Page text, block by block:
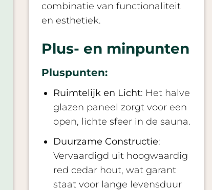
combinatie van functionaliteit
en esthetiek.
Plus- en minpunten
Pluspunten:
Ruimtelijk en Licht: Het halve
glazen paneel zorgt voor een
open, lichte sfeer in de sauna.
Duurzame Constructie:
Vervaardigd uit hoogwaardig
red cedar hout, wat garant
staat voor lange levensduur